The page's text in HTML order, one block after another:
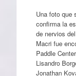
Una foto que
confirma la
de nervios
Macri fue
Paddle
Lisandro
Jonathan